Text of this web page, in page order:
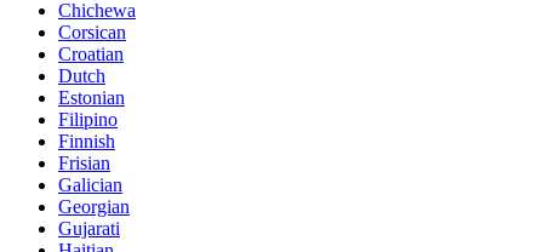
Chichewa
Corsican
Croatian
Dutch
Estonian
Filipino
Finnish
Frisian
Galician
Georgian
Gujarati